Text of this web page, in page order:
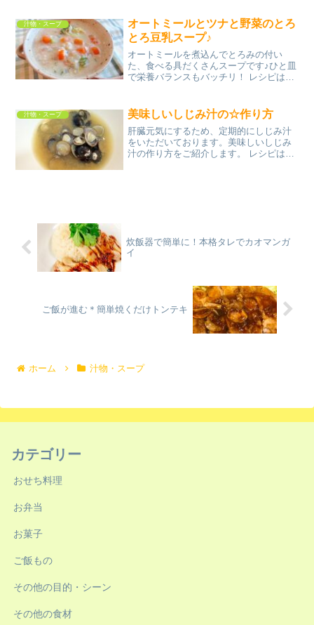
ンニクひよこ豆パセリミックスビーンズ
トマト缶（...
汁物・スープ
オートミールとツナと野菜のとろ
とろ豆乳スープ♪
オートミールを煮込んでとろみの付い
た、食べる具だくさんスープです♪ひと皿
で栄養バランスもバッチリ！ レシピはこ
玉ねぎツナ缶(水煮)水豆乳顆粒コンソメ塩
コショー...
汁物・スープ 美味しいしじみ汁の☆作り方
肝臓元気にするため、定期的にしじみ汁
をいただいております。美味しいしじみ
汁の作り方をご紹介します。 レシピはこ
炊飯器で簡単に！本格タレでカオマンガ
イ
ご飯が進む＊簡単焼くだけトンテキ
ホーム 汁物・スープ
カテゴリー
おせち料理
お弁当
お菓子
ご飯もの
その他の目的・シーン
その他の食材